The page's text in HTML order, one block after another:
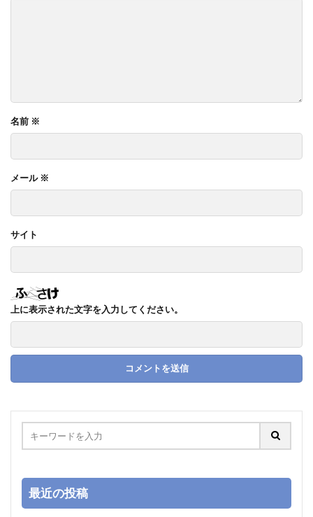
名前 ※
メール ※
サイト
上に表示された文字を入力してください。
最近の投稿